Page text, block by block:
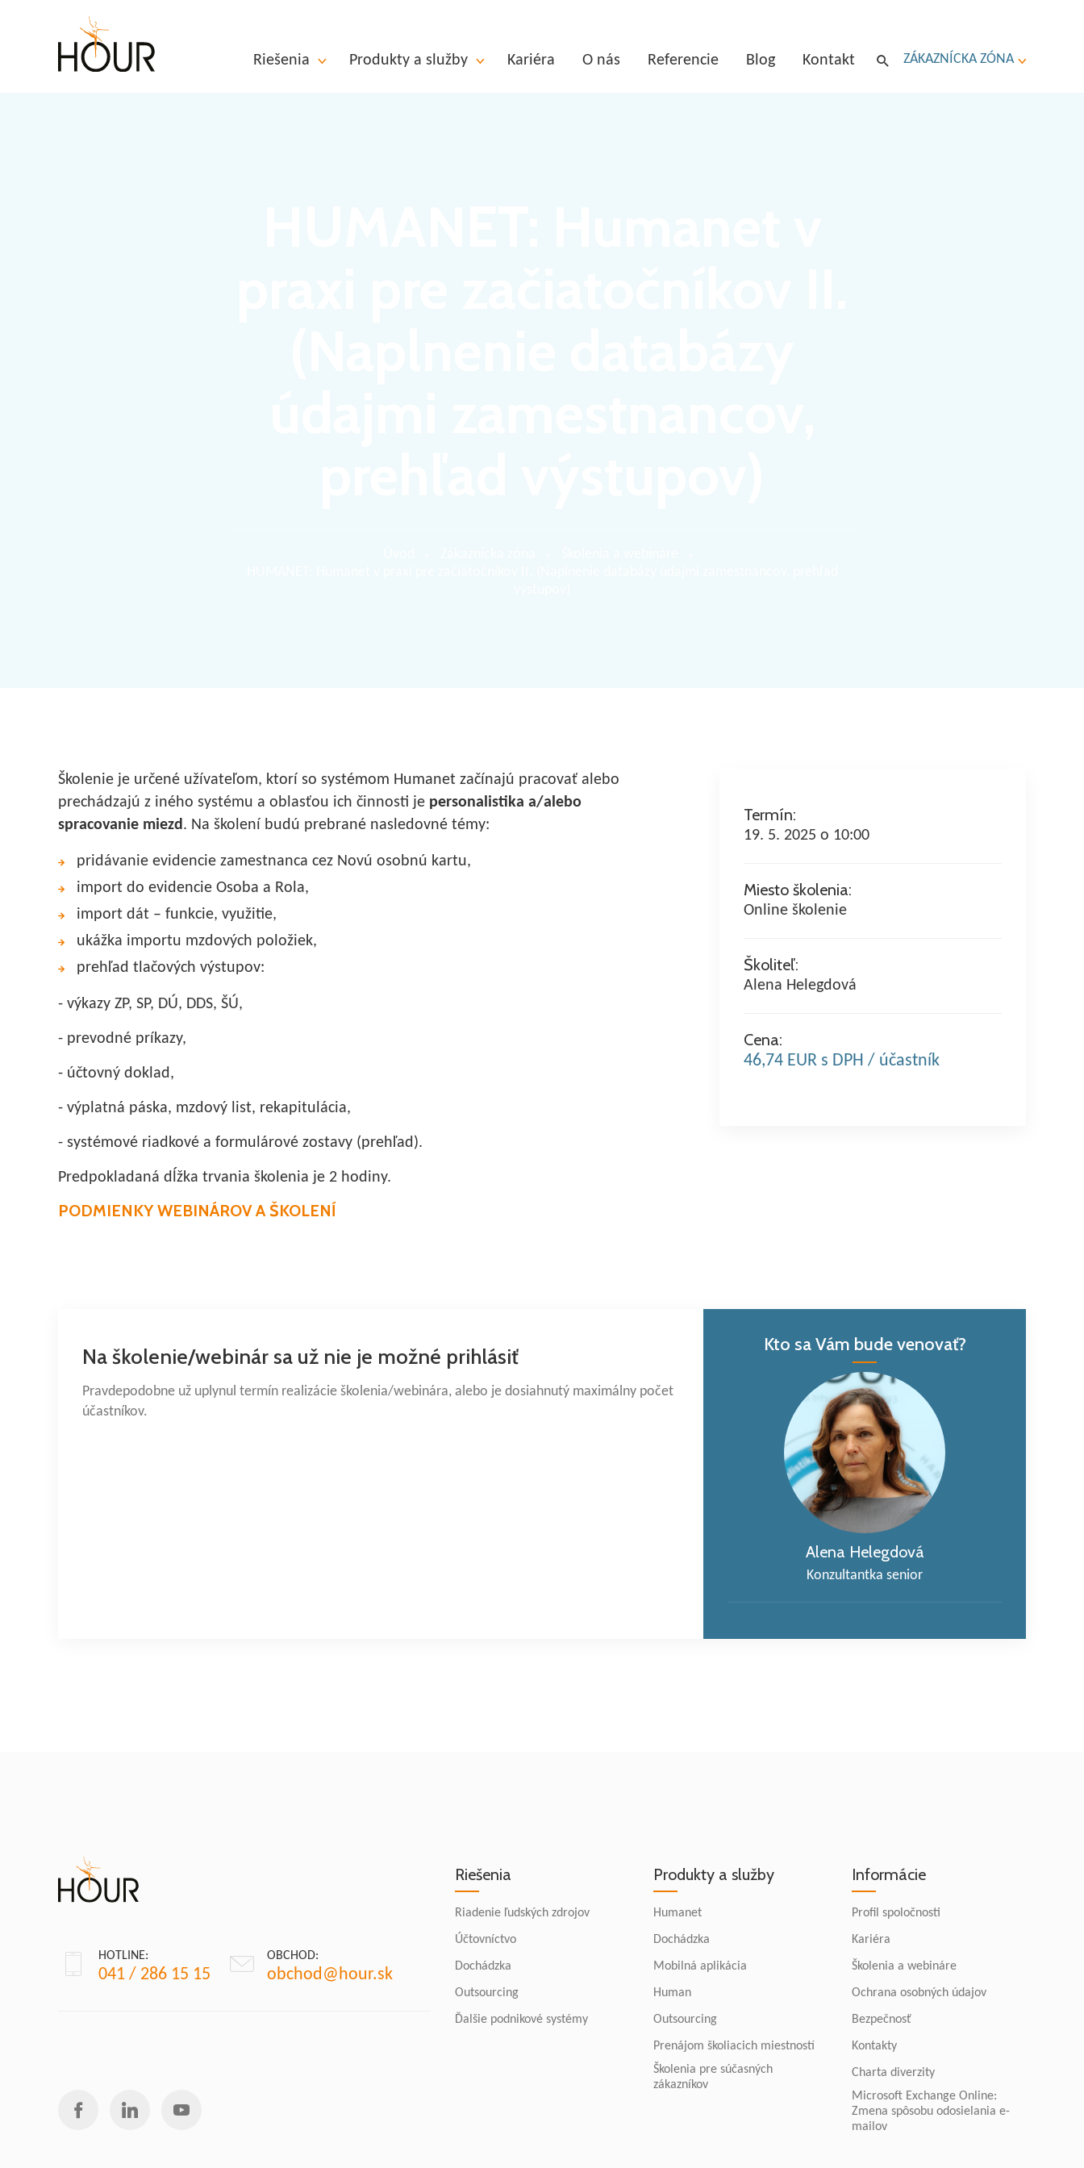
Riešenia Produkty a služby Kariéra O nás Referencie Blog Kontakt ZÁKAZNÍCKA ZÓNA
Školenie je určené užívateľom, ktorí so systémom Humanet začínajú pracovať alebo
prechádzajú z iného systému a oblasťou ich činnosti je personalistika a/alebo
spracovanie miezd . Na školení budú prebrané nasledovné témy:
pridávanie evidencie zamestnanca cez Novú osobnú kartu,
import do evidencie Osoba a Rola,
import dát – funkcie, využitie,
ukážka importu mzdových položiek,
prehľad tlačových výstupov:
- výkazy ZP, SP, DÚ, DDS, ŠÚ,
- prevodné príkazy,
- účtovný doklad,
- výplatná páska, mzdový list, rekapitulácia,
- systémové riadkové a formulárové zostavy (prehľad).
Predpokladaná dĺžka trvania školenia je 2 hodiny.
PODMIENKY WEBINÁROV A ŠKOLENÍ
Termín:
19. 5. 2025 o 10:00
Miesto školenia:
Online školenie
Školiteľ:
Alena Helegdová
Cena:
46,74 EUR s DPH / účastník
Na školenie/webinár sa už nie je možné prihlásiť
Pravdepodobne už uplynul termín realizácie školenia/webinára, alebo je dosiahnutý maximálny počet
účastníkov.
Kto sa Vám bude venovať?
Alena Helegdová
Konzultantka senior
HOTLINE:
041 / 286 15 15
OBCHOD:
obchod@hour.sk
Riešenia
Riadenie ľudských zdrojov
Účtovníctvo
Dochádzka
Outsourcing
Ďalšie podnikové systémy
Produkty a služby
Humanet
Dochádzka
Mobilná aplikácia
Human
Outsourcing
Prenájom školiacich miestností
Školenia pre súčasných
zákazníkov
Informácie
Profil spoločnosti
Kariéra
Školenia a webináre
Ochrana osobných údajov
Bezpečnosť
Kontakty
Charta diverzity
Microsoft Exchange Online:
Zmena spôsobu odosielania e-
mailov